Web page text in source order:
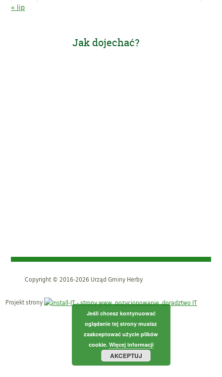
« lip
Jak dojechać?
Copyright © 2016-2026 Urząd Gminy Herby
Projekt strony
Jeśli chcesz kontynuować
oglądanie tej strony musisz
zaakceptować użycie plików
cookie. Więcej informacji
AKCEPTUJ